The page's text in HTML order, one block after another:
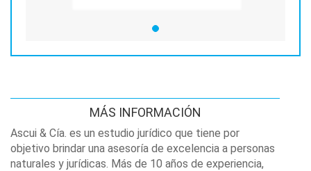
MÁS INFORMACIÓN
Ascui & Cía. es un estudio jurídico que tiene por
objetivo brindar una asesoría de excelencia a personas
naturales y jurídicas. Más de 10 años de experiencia,